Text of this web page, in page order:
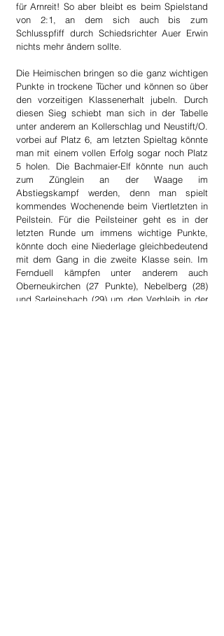
für Arnreit! So aber bleibt es beim Spielstand
von 2:1, an dem sich auch bis zum
Schlusspfiff durch Schiedsrichter Auer Erwin
nichts mehr ändern sollte.
Die Heimischen bringen so die ganz wichtigen
Punkte in trockene Tücher und können so über
den vorzeitigen Klassenerhalt jubeln. Durch
diesen Sieg schiebt man sich in der Tabelle
unter anderem an Kollerschlag und Neustift/O.
vorbei auf Platz 6, am letzten Spieltag könnte
man mit einem vollen Erfolg sogar noch Platz
5 holen. Die Bachmaier-Elf könnte nun auch
zum Zünglein an der Waage im
Abstiegskampf werden, denn man spielt
kommendes Wochenende beim Viertletzten in
Peilstein. Für die Peilsteiner geht es in der
letzten Runde um immens wichtige Punkte,
könnte doch eine Niederlage gleichbedeutend
mit dem Gang in die zweite Klasse sein. Im
Fernduell kämpfen unter anderem auch
Oberneukirchen (27 Punkte), Nebelberg (28)
und Sarleinsbach (29) um den Verbleib in der